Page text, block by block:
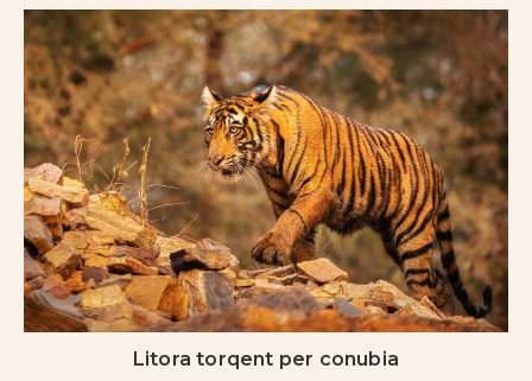
Litora torqent per conubia